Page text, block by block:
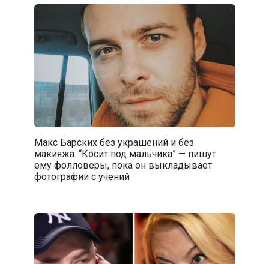
Макс Барских без украшений и без
макияжа. “Косит под мальчика” — пишут
ему фолловеры, пока он выкладывает
фотографии с учений